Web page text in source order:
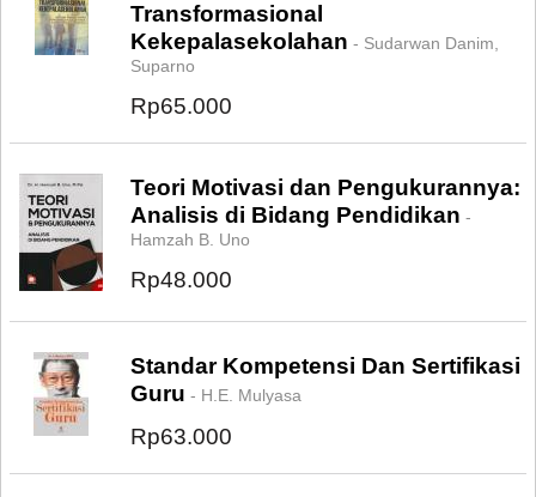
Transformasional
Kekepalasekolahan - Sudarwan Danim,
Suparno
Rp65.000
Teori Motivasi dan Pengukurannya:
Analisis di Bidang Pendidikan -
Hamzah B. Uno
Rp48.000
Standar Kompetensi Dan Sertifikasi
Guru - H.E. Mulyasa
Rp63.000